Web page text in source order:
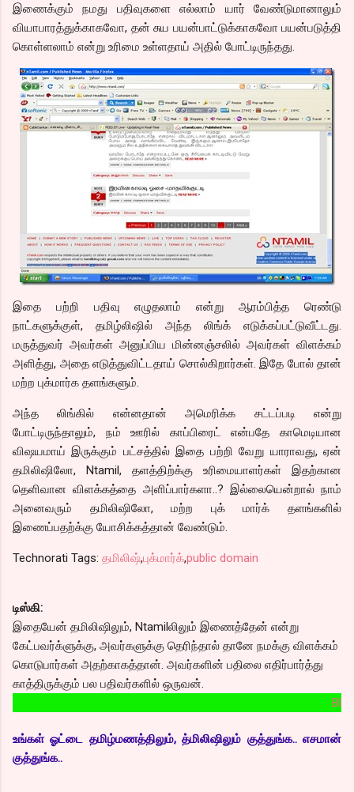
இணைக்கும் நமது பதிவுகளை எல்லாம் யார் வேண்டுமானாலும்
வியாபாரத்துக்காகவோ, தன் சுய பயன்பாட்டுக்காகவோ பயன்படுத்தி
கொள்ளலாம் என்று உரிமை உள்ளதாய் அதில் போட்டிருந்தது.
இதை பற்றி பதிவு எழுதலாம் என்று ஆரம்பித்த ரெண்டு
நாட்களுக்குள், தமிழ்லிஷில் அந்த லிங்க் எடுக்கப்பட்டுவீட்டது.
மருத்துவர் அவர்கள் அனுப்பிய மின்னஞ்சலில் அவர்கள் விளக்கம்
அளித்து, அதை எடுத்துவிட்டதாய் சொல்கிறார்கள். இதே போல் தான்
மற்ற புக்மார்க தளங்களும்.
அந்த லிங்கில் என்னதான் அமெரிக்க சட்டப்படி என்று
போட்டிருந்தாலும், நம் ஊரில் காப்பிரைட் என்பதே காமெடியான
விஷயமாய் இருக்கும் பட்சத்தில் இதை பற்றி வேறு யாராவது, ஏன்
தமிலிஷிலோ, Ntamil, தளத்திற்க்கு உரிமையாளர்கள் இதற்கான
தெளிவான விளக்கத்தை அளிப்பார்களா..? இல்லையென்றால் நாம்
அனைவரும் தமிலிஷிலோ, மற்ற புக் மார்க் தளங்களில்
இணைப்பதற்க்கு யோசிக்கத்தான் வேண்டும்.
Technorati Tags: தமிலிஷ்,புக்மார்க்,public domain
டிஸ்கி:
இதையேன் தமிலிஷிலும், Ntamilலிலும் இணைத்தேன் என்று
கேட்பவர்க்ளுக்கு, அவர்களுக்கு தெரிந்தால் தானே நமக்கு விளக்கம்
கொடுபார்கள் அதற்காகத்தான். அவர்களின் பதிலை எதிர்பார்த்து
காத்திருக்கும் பல பதிவர்களில் ஒருவன்.
Blogger Tips -
உங்கள் ஓட்டை தமிழ்மணத்திலும், த்மிலிஷிலும் குத்துங்க.. எசமான்
குத்துங்க..